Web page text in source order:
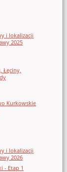
i lokalizacji
2025
Łęciny,
Kurkowskie
i lokalizacji
2026
- Etap 1